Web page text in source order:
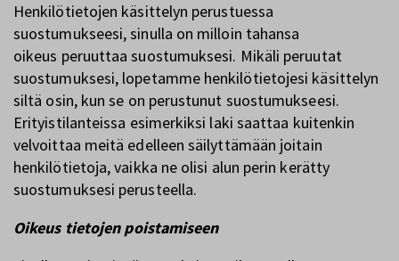
Henkilötietojen käsittelyn perustuessa
suostumukseesi, sinulla on milloin tahansa
oikeus peruuttaa suostumuksesi. Mikäli peruutat
suostumuksesi, lopetamme henkilötietojesi käsittelyn
siltä osin, kun se on perustunut suostumukseesi.
Erityistilanteissa esimerkiksi laki saattaa kuitenkin
velvoittaa meitä edelleen säilyttämään joitain
henkilötietoja, vaikka ne olisi alun perin kerätty
suostumuksesi perusteella.
Oikeus tietojen poistamiseen